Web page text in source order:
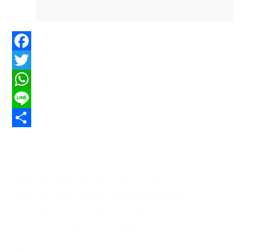
Facebook
Twitter
WhatsApp
Line